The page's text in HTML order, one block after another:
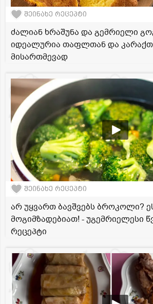
შეინახე რეცეპტი
ძალიან ხრაშუნა და გემრიელი
იდეალურია თაფლთან და
მისართმევად
შეინახე რეცეპტი
არ უყვართ ბავშვებს ბროკოლი?
მოგიმზადებიათ! - უგემრიელესი
რეცეპტი